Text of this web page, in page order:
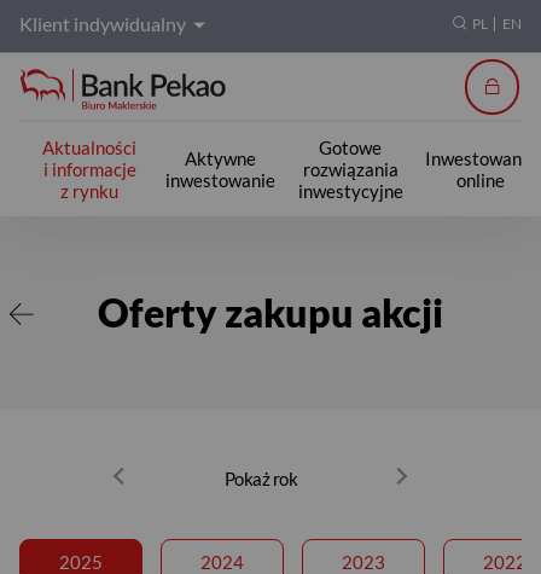
Klient indywidualny PL EN
Aktualności
i informacje
z rynku
Aktywne
inwestowanie
Gotowe
rozwiązania
inwestycyjne
Inwestowanie
online
Oferty zakupu akcji
Pokaż rok
2025 2024 2023 2022